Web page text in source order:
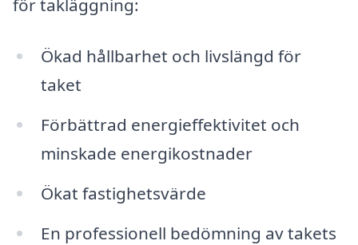
för takläggning:
Ökad hållbarhet och livslängd för
taket
Förbättrad energieffektivitet och
minskade energikostnader
Ökat fastighetsvärde
En professionell bedömning av takets